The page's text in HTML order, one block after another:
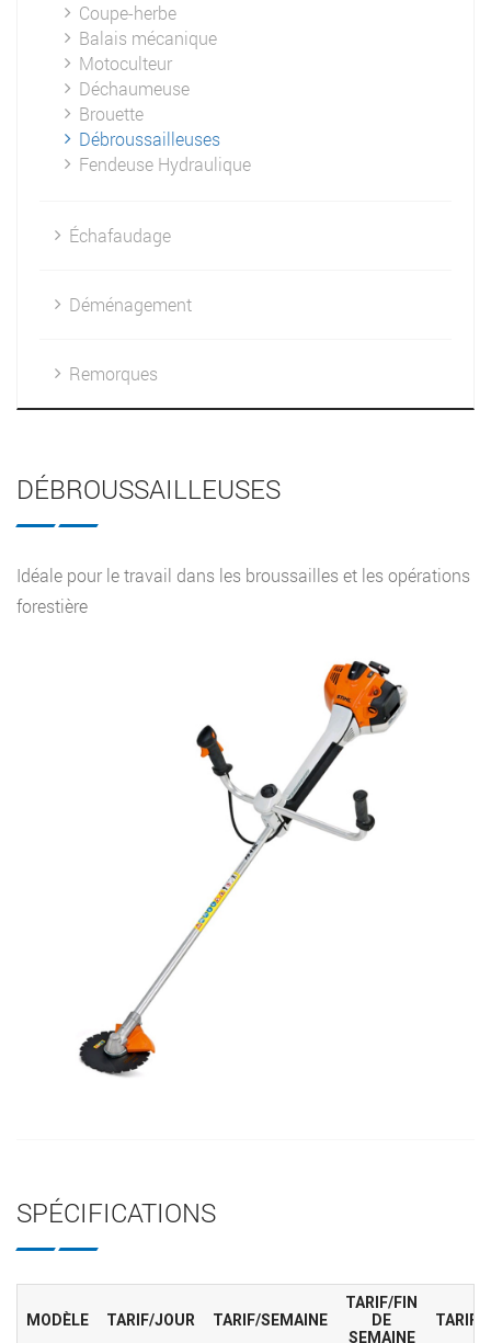
Coupe-herbe
Balais mécanique
Motoculteur
Déchaumeuse
Brouette
Débroussailleuses
Fendeuse Hydraulique
Échafaudage
Déménagement
Remorques
DÉBROUSSAILLEUSES
Idéale pour le travail dans les broussailles et les opérations
forestière
SPÉCIFICATIONS
MODÈLE TARIF/JOUR TARIF/SEMAINE
TARIF/FIN
DE
SEMAINE
TARIF/